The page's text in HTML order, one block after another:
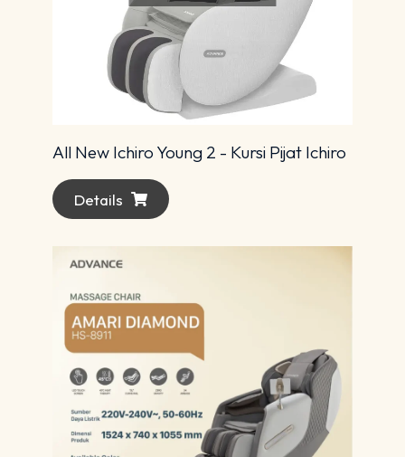
All New Ichiro Young 2 - Kursi Pijat Ichiro
Details